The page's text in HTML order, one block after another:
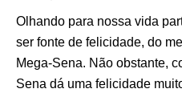
Olhando para nossa vida
ser fonte de felicidade, do
Mega-Sena. Não obstante,
Sena dá uma felicidade